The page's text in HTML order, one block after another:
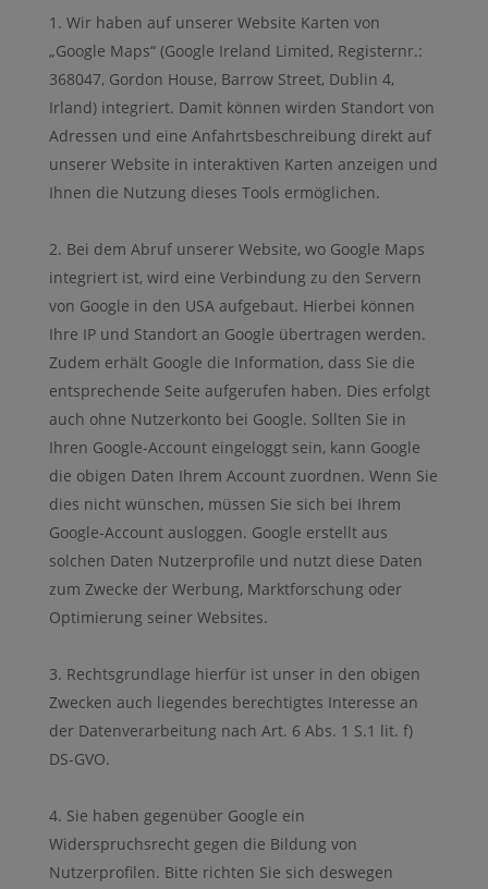
Wir haben auf unserer Website Karten von
„Google Maps“ (Google Ireland Limited, Registernr.:
368047, Gordon House, Barrow Street, Dublin 4,
Irland) integriert. Damit können wirden Standort von
Adressen und eine Anfahrtsbeschreibung direkt auf
unserer Website in interaktiven Karten anzeigen und
Ihnen die Nutzung dieses Tools ermöglichen.
Bei dem Abruf unserer Website, wo Google Maps
integriert ist, wird eine Verbindung zu den Servern
von Google in den USA aufgebaut. Hierbei können
Ihre IP und Standort an Google übertragen werden.
Zudem erhält Google die Information, dass Sie die
entsprechende Seite aufgerufen haben. Dies erfolgt
auch ohne Nutzerkonto bei Google. Sollten Sie in
Ihren Google-Account eingeloggt sein, kann Google
die obigen Daten Ihrem Account zuordnen. Wenn Sie
dies nicht wünschen, müssen Sie sich bei Ihrem
Google-Account ausloggen. Google erstellt aus
solchen Daten Nutzerprofile und nutzt diese Daten
zum Zwecke der Werbung, Marktforschung oder
Optimierung seiner Websites.
Rechtsgrundlage hierfür ist unser in den obigen
Zwecken auch liegendes berechtigtes Interesse an
der Datenverarbeitung nach Art. 6 Abs. 1 S.1 lit. f)
DS-GVO.
Sie haben gegenüber Google ein
Widerspruchsrecht gegen die Bildung von
Nutzerprofilen. Bitte richten Sie sich deswegen